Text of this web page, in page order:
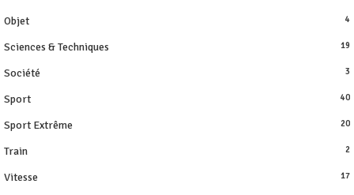
Objet 4
Sciences & Techniques 19
Société 3
Sport 40
Sport Extrême 20
Train 2
Vitesse 17